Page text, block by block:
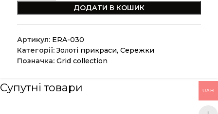
ДОДАТИ В КОШИК
Артикул: ERA-030
Категорії: Золоті прикраси, Сережки
Позначка: Grid collection
Супутні товари UAH